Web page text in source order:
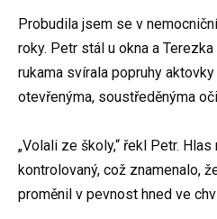
Probudila jsem se v
roky. Petr stál u okna a
rukama svírala popruhy
otevřenýma, soustředěnýma
„Volali ze školy,“ řekl Petr.
kontrolovaný, což znamenalo,
proměnil v pevnost hned ve